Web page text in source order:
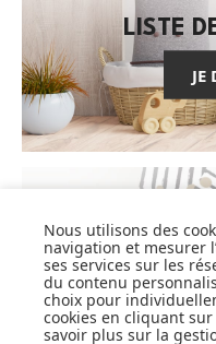
LISTE
JE
JE
Nous utilisons des
navigation et mesurer
ses services sur les
du contenu
choix pour
cookies en cliquant sur
savoir plus sur la